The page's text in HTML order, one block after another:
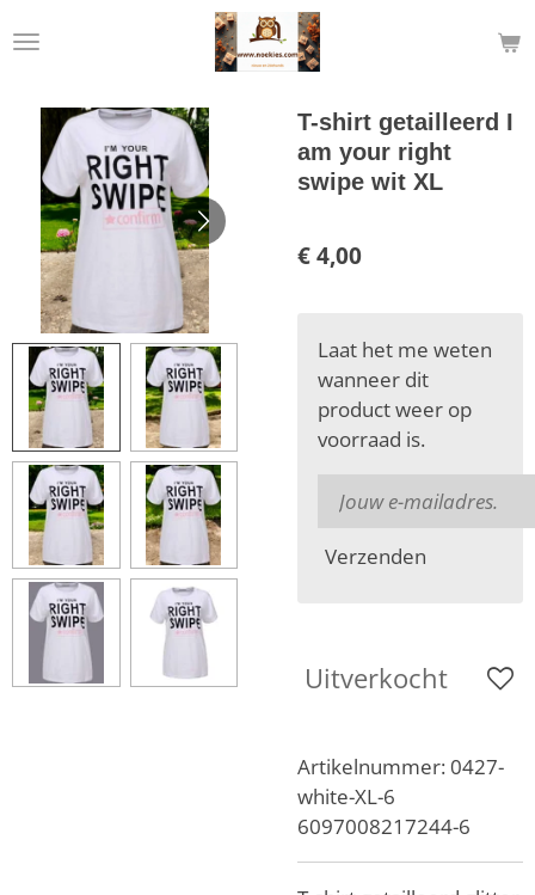
direct
hoofdinhoud
T-shirt getailleerd I
am your right
swipe wit XL
€ 4,00
Laat het me weten
wanneer dit
product weer op
voorraad is.
Verzenden
Uitverkocht
Artikelnummer: 0427-
white-XL-6
6097008217244-6